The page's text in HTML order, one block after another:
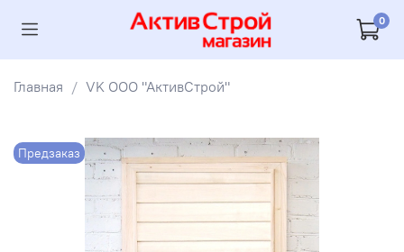
0
Главная VK ООО "АктивСтрой"
Предзаказ